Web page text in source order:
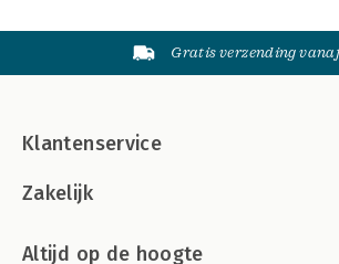
Gratis verzending
Klantenservice
Zakelijk
Altijd op de hoogte